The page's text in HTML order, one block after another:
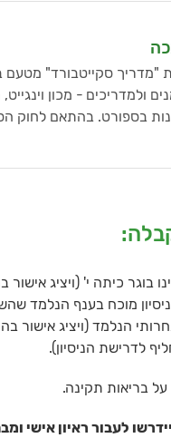
"מדריך סקייטבורד" מטעם
ולמדריכים - מכון
בספורט. בהתאם לחוק
י' (ויציג אישור בהתאם מבית ספרו) או גיל 16.
הנלמד (ויציג אישור
לדרישת הניסיון).
על בריאות תקינה.
לעבור ראיון אישי